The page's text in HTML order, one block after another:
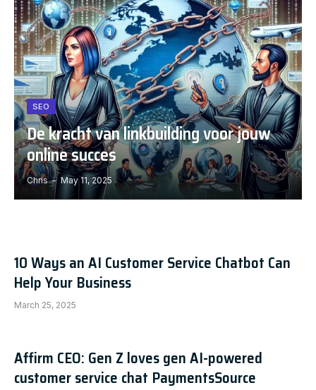
SEO
De kracht van linkbuilding voor jouw
online succes
Chris May 11, 2025
10 Ways an AI Customer Service Chatbot Can
Help Your Business
March 25, 2025
Affirm CEO: Gen Z loves gen AI-powered
customer service chat PaymentsSource